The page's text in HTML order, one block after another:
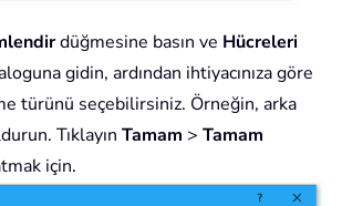
düğmesine basın ve Hücreleri
gidin, ardından ihtiyacınıza göre
türünü seçebilirsiniz. Örneğin, arka
Tıklayın Tamam > Tamam
için.